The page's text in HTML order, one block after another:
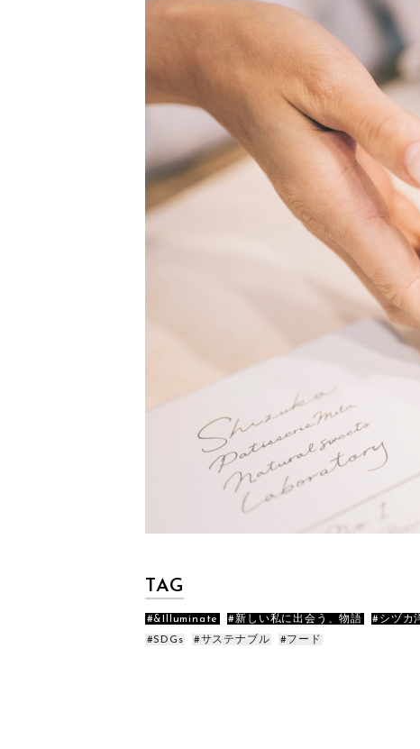
TAG
&Illuminate 新しい私に出会う、物語
シヅカ
SDGs
サステナブル フード